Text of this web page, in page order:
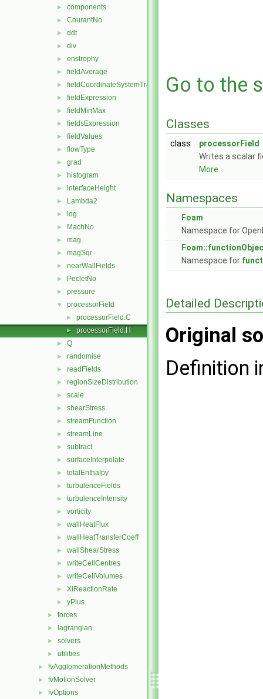
► components
► CourantNo
► ddt
► div
► enstrophy
► fieldAverage
► fieldCoordinateSystemTransform
► fieldExpression
► fieldMinMax
► fieldsExpression
► fieldValues
► flowType
► grad
► histogram
► interfaceHeight
► Lambda2
► log
► MachNo
► mag
► magSqr
► nearWallFields
► PecletNo
► pressure
▼ processorField
► processorField.C
► processorField.H
► Q
► randomise
► readFields
► regionSizeDistribution
► scale
► shearStress
► streamFunction
► streamLine
► subtract
► surfaceInterpolate
► totalEnthalpy
► turbulenceFields
► turbulenceIntensity
► vorticity
► wallHeatFlux
► wallHeatTransferCoeff
► wallShearStress
► writeCellCentres
► writeCellVolumes
► XiReactionRate
► yPlus
► forces
► lagrangian
► solvers
► utilities
► fvAgglomerationMethods
► fvMotionSolver
► fvOptions
Go to the
Classes
class
processorField
Writes a scalar
More...
Namespaces
Foam
Namespace for
Namespace for
Detailed
Original
Definition